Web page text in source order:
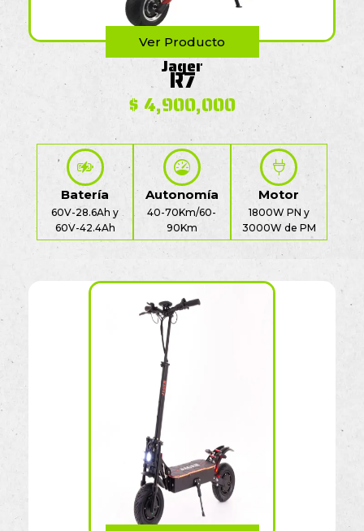
Ver Producto
Jager
R7
$ 4,900,000
Batería
60V-28.6Ah y
60V-42.4Ah
Autonomía
40-70Km/60-
90Km
Motor
1800W PN y
3000W de PM